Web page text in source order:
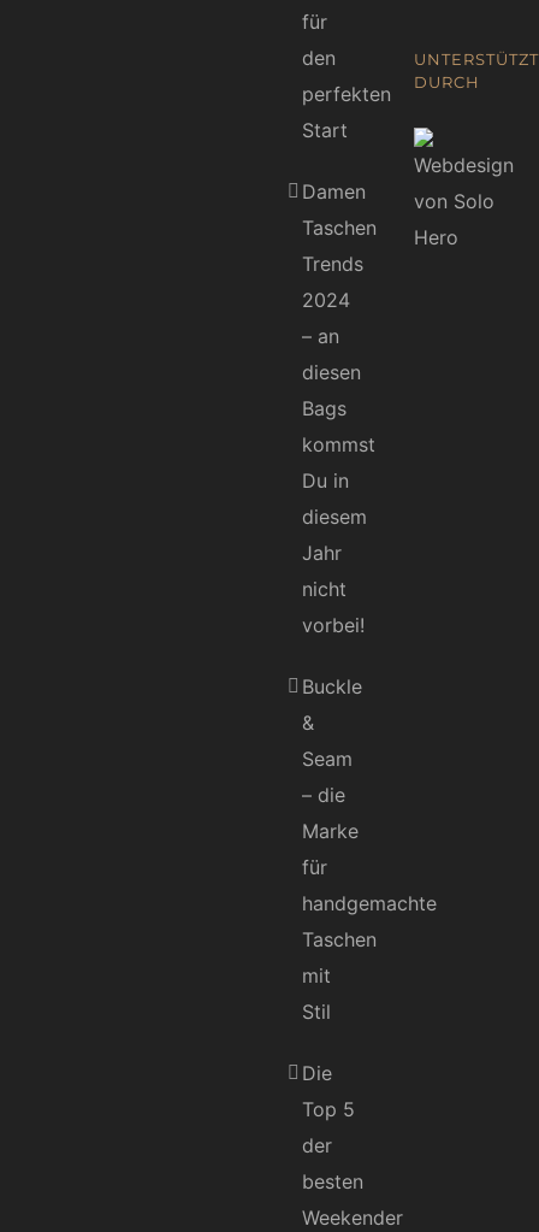
für
den
perfekten
Start
Damen
Taschen
Trends
2024
– an
diesen
Bags
kommst
Du in
diesem
Jahr
nicht
vorbei!
Buckle
&
Seam
– die
Marke
für
handgemachte
Taschen
mit
Stil
Die
Top 5
der
besten
Weekender
UNTERSTÜTZT
DURCH